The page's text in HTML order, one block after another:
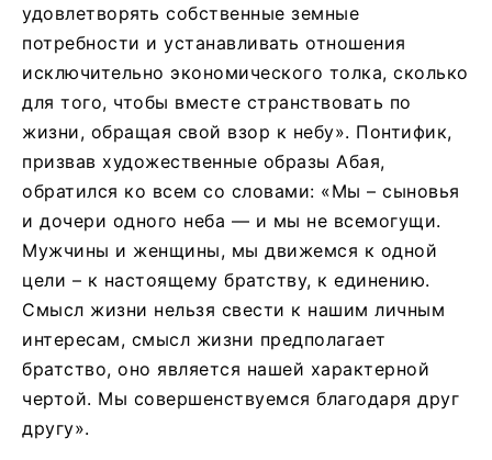
удовлетворять собственные земные
потребности и устанавливать отношения
исключительно экономического толка, сколько
для того, чтобы вместе странствовать по
жизни, обращая свой взор к небу». Понтифик,
призвав художественные образы Абая,
обратился ко всем со словами: «Мы – сыновья
и дочери одного неба — и мы не всемогущи.
Мужчины и женщины, мы движемся к одной
цели – к настоящему братству, к единению.
Смысл жизни нельзя свести к нашим личным
интересам, смысл жизни предполагает
братство, оно является нашей характерной
чертой. Мы совершенствуемся благодаря друг
другу».